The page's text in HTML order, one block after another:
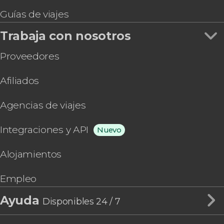
Guías de viajes
Trabaja con nosotros
Proveedores
Afiliados
Agencias de viajes
Integraciones y API Nuevo
Alojamientos
Empleo
Ayuda Disponibles 24 / 7